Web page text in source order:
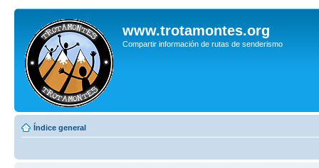
www.trotamontes.org
Compartir información de rutas de senderismo
Índice general